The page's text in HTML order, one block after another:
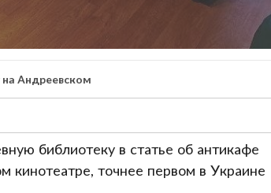
Андреевском
библиотеку в статье об антикафе
кинотеатре, точнее первом в Украине